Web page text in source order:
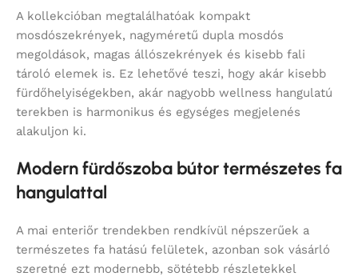
A kollekcióban megtalálhatóak kompakt
mosdószekrények, nagyméretű dupla mosdós
megoldások, magas állószekrények és kisebb fali
tároló elemek is. Ez lehetővé teszi, hogy akár kisebb
fürdőhelyiségekben, akár nagyobb wellness hangulatú
terekben is harmonikus és egységes megjelenés
alakuljon ki.
Modern fürdőszoba bútor természetes fa
hangulattal
A mai enteriőr trendekben rendkívül népszerűek a
természetes fa hatású felületek, azonban sok vásárló
szeretné ezt modernebb, sötétebb részletekkel